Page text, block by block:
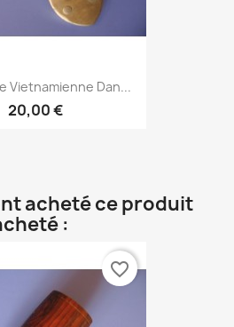
Vietnamienne Dan...
20,00 €
acheté ce produit
:
favorite_border